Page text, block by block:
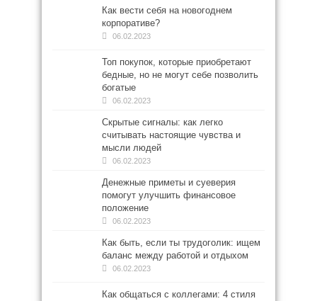
Как вести себя на новогоднем
корпоративе?
06.02.2023
Топ покупок, которые приобретают
бедные, но не могут себе позволить
богатые
06.02.2023
Скрытые сигналы: как легко
считывать настоящие чувства и
мысли людей
06.02.2023
Денежные приметы и суеверия
помогут улучшить финансовое
положение
06.02.2023
Как быть, если ты трудоголик: ищем
баланс между работой и отдыхом
06.02.2023
Как общаться с коллегами: 4 стиля